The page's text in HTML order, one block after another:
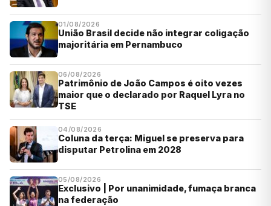
01/08/2026
União Brasil decide não integrar coligação
majoritária em Pernambuco
06/08/2026
Patrimônio de João Campos é oito vezes
maior que o declarado por Raquel Lyra no
TSE
04/08/2026
Coluna da terça: Miguel se preserva para
disputar Petrolina em 2028
05/08/2026
Exclusivo | Por unanimidade, fumaça branca
na federação